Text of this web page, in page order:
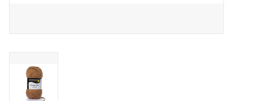
Cadeaubonnen